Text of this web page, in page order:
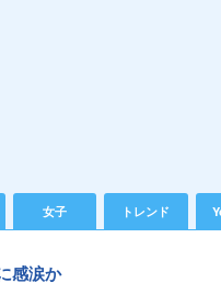
女子 トレンド
感涙か